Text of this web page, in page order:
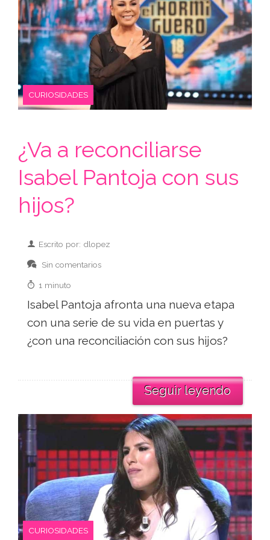
CURIOSIDADES
¿Va a reconciliarse
Isabel Pantoja con sus
hijos?
Escrito por: dlopez
Sin comentarios
1 minuto
Isabel Pantoja afronta una nueva etapa
con una serie de su vida en puertas y
¿con una reconciliación con sus hijos?
Seguir leyendo
CURIOSIDADES